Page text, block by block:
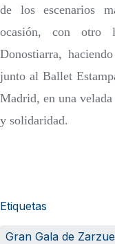
de los escenarios
ocasión, con otro
Donostiarra,
junto al Ballet
Madrid, en una
y solidaridad.​
Etiquetas
Gran Gala de